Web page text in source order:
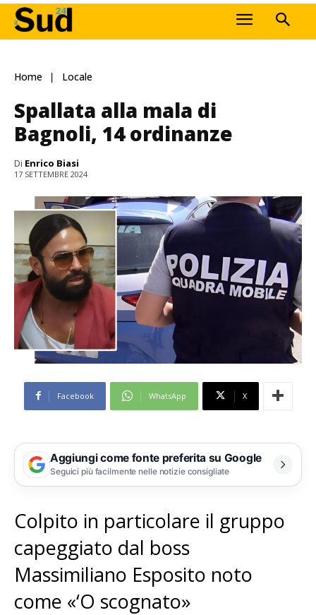
Home Locale
Spallata alla mala di
Bagnoli, 14 ordinanze
Di Enrico Biasi
17 SETTEMBRE 2024
Facebook WhatsApp X
Aggiungi come fonte preferita su Google
Seguici più facilmente nelle notizie consigliate
Colpito in particolare il gruppo
capeggiato dal boss
Massimiliano Esposito noto
come «‘O scognato»